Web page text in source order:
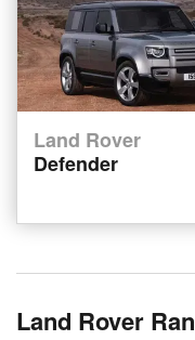
Land Rover
Defender
Land Rover